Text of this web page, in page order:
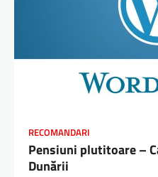
RECOMANDARI
Pensiuni plutitoare –
Dunării